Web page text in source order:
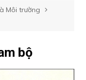
Môi trường
bộ